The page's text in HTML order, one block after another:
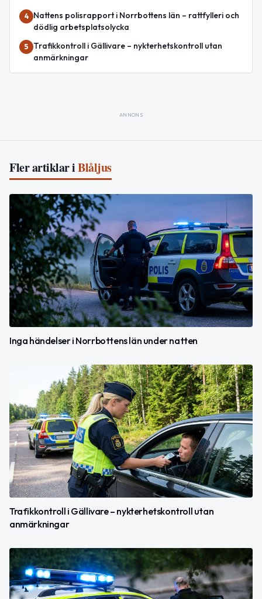
4
Nattens polisrapport i Norrbottens län – rattfylleri och
dödlig arbetsplatsolycka
5
Trafikkontroll i Gällivare – nykterhetskontroll utan
anmärkningar
ANNONS
Fler artiklar iBlåljus
Inga händelser i Norrbottens län under natten
Trafikkontroll i Gällivare – nykterhetskontroll utan
anmärkningar